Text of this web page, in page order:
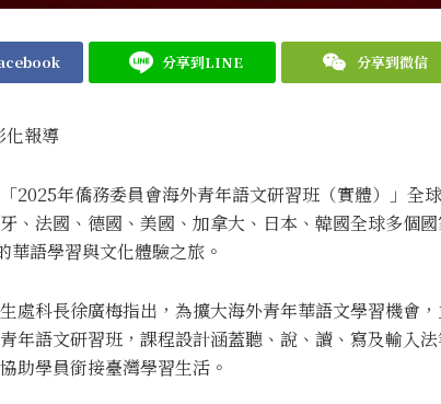
分享到LINE 分享到微信
化報導
2025年僑務委員會海外青年語文研習班（實體）」全
、法國、德國、美國、加拿大、日本、韓國全球多個
華語學習與文化體驗之旅。
處科長徐廣梅指出，為擴大海外青年華語文學習機會
年語文研習班，課程設計涵蓋聽、說、讀、寫及輸入
助學員銜接臺灣學習生活。